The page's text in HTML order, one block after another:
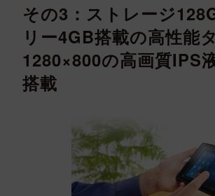
その3：ストレージ
リー4GB搭載の高性能
1280×800の高画質IPS
搭載